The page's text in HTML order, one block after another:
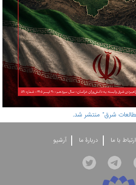
ارتباط با ما دربارۀ ما آرشيو